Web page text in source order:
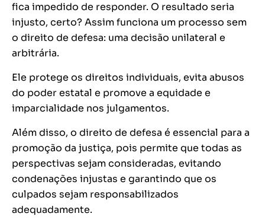
fica impedido de responder. O resultado seria
injusto, certo? Assim funciona um processo sem
o direito de defesa: uma decisão unilateral e
arbitrária.
Ele protege os direitos individuais, evita abusos
do poder estatal e promove a equidade e
imparcialidade nos julgamentos.
Além disso, o direito de defesa é essencial para a
promoção da justiça, pois permite que todas as
perspectivas sejam consideradas, evitando
condenações injustas e garantindo que os
culpados sejam responsabilizados
adequadamente.